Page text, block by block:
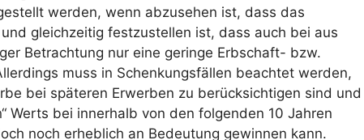
werden, wenn abzusehen ist, dass das
gleichzeitig festzustellen ist, dass auch bei aus
Betrachtung nur eine geringe Erbschaft- bzw.
muss in Schenkungsfällen beachtet werden,
bei späteren Erwerben zu berücksichtigen sind und
Werts bei innerhalb von den folgenden 10 Jahren
noch erheblich an Bedeutung gewinnen kann.